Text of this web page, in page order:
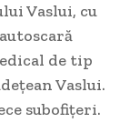
Vaslui, cu
de tip
Vaslui.
subofițeri.